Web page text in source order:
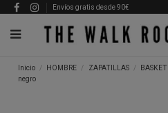
Envíos gratis desde 90€
Inicio HOMBRE ZAPATILLAS BASKET
negro